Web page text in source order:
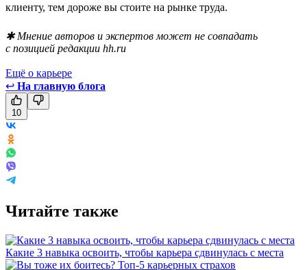
клиенту, тем дороже вы стоите на рынке труда.
✱ Мнение авторов и экспертов может не совпадать
с позицией редакции hh.ru
Ещё о карьере
↩ На главную блога
10
Читайте также
Какие 3 навыка освоить, чтобы карьера сдвинулась с места